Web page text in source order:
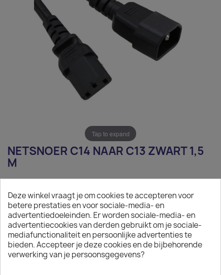
Tap to expand
NETSNOER C14 NAAR C13 ZWART 1,5
M
Exclusief belasting
Netsnoer C14 naar C13 zwart 1,5 m
Aantal
 IN WINKELWAGEN
Deze winkel vraagt je om cookies te accepteren voor
betere prestaties en voor sociale-media- en
advertentiedoeleinden. Er worden sociale-media- en
advertentiecookies van derden gebruikt om je sociale-
mediafunctionaliteit en persoonlijke advertenties te
bieden. Accepteer je deze cookies en de bijbehorende
verwerking van je persoonsgegevens?